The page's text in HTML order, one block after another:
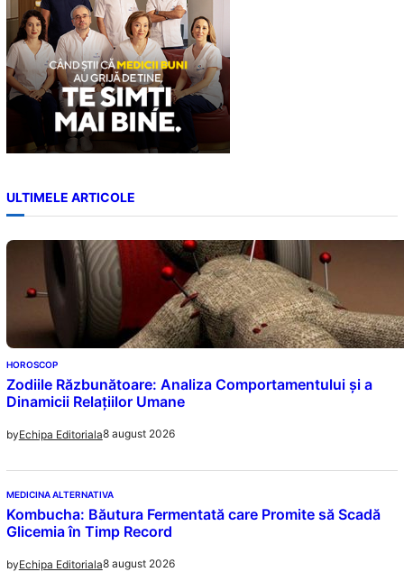
ULTIMELE ARTICOLE
HOROSCOP
Zodiile Răzbunătoare: Analiza Comportamentului și a
Dinamicii Relațiilor Umane
byEchipa Editoriala8 august 2026
MEDICINA ALTERNATIVA
Kombucha: Băutura Fermentată care Promite să Scadă
Glicemia în Timp Record
byEchipa Editoriala8 august 2026